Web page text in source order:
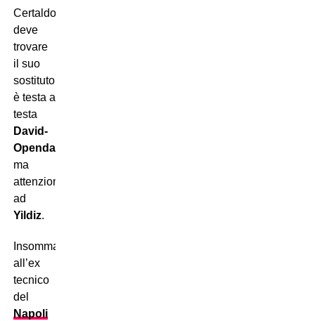
Certaldo
deve
trovare
il suo
sostituto:
è testa a
testa
David-
Openda,
ma
attenzione
ad
Yildiz.
Insomma:
all’ex
tecnico
del
Napoli